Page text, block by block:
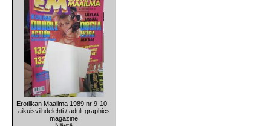
Erotiikan Maailma 1989 nr 9-10 -
aikuisviihdelehti / adult graphics
magazine